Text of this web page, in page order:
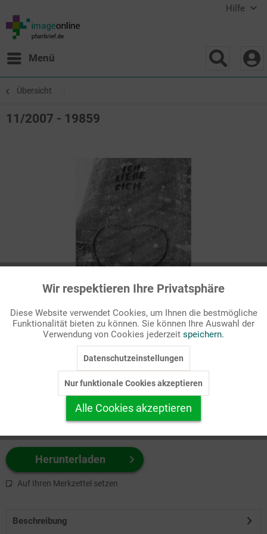
Hilfe
Menü
Übersicht
11/2007 - 19859
Passende Stichworte
Lebenskreis, Titelbilder
zuerst Ihr Produktformat aus.
z.B. Farbe-Grafik, Schwarz-Weiß-Grafik, mit/ohne Text ...
Herunterladen
Auf Ihren Merkzettel setzen
Beschreibung
Funktionale Aktiv
Marketing Inaktiv
Personalisierung Inaktiv
Service
Wir respektieren Ihre Privatsphäre
Diese Website verwendet Cookies, um Ihnen die bestmögliche
Funktionalität bieten zu können. Sie können Ihre Auswahl der
Verwendung von Cookies jederzeit speichern.
Datenschutzeinstellungen
Nur funktionale Cookies akzeptieren
Alle Cookies akzeptieren